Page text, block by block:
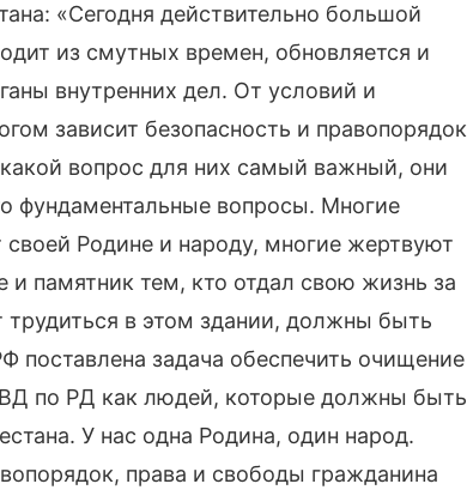
«Сегодня действительно большой
из смутных времен, обновляется и
внутренних дел. От условий и
зависит безопасность и правопорядок
вопрос для них самый важный, они
фундаментальные вопросы. Многие
Родине и народу, многие жертвуют
памятник тем, кто отдал свою жизнь за
трудиться в этом здании, должны быть
задача обеспечить очищение
по РД как людей, которые должны быть
У нас одна Родина, один народ.
права и свободы гражданина